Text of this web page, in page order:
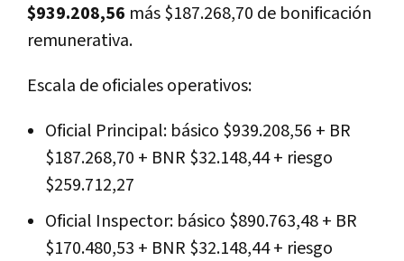
$939.208,56 más $187.268,70 de bonificación
remunerativa.
Escala de oficiales operativos:
Oficial Principal: básico $939.208,56 + BR
$187.268,70 + BNR $32.148,44 + riesgo
$259.712,27
Oficial Inspector: básico $890.763,48 + BR
$170.480,53 + BNR $32.148,44 + riesgo